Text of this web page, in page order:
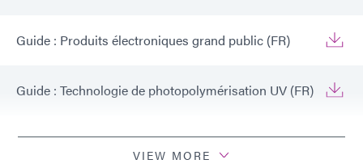
Guide : Produits électroniques grand public (FR)
Guide : Technologie de photopolymérisation UV (FR)
Guide : Équipement de photopolymérisation (EN)
VIEW MORE